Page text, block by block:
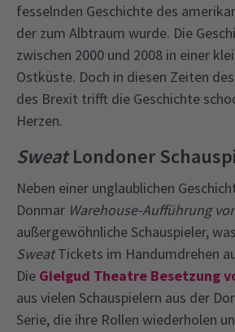
fesselnden Geschichte des
der zum Albtraum wurde. Die
zwischen 2000 und 2008 in einer
Ostküste. Doch in diesen Zeiten
des Brexit trifft die Geschichte
Herzen.
SweatLondoner
Neben einer unglaublichen
Donmar Warehouse-Aufführung
außergewöhnliche Schauspieler,
SweatTickets im Handumdrehen
Die Gielgud Theatre Besetzung
aus vielen Schauspielern aus der
Serie, die ihre Rollen wiederholen